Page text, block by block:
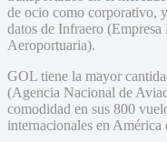
de ocio como corporativo,
datos de Infraero
Aeroportuaria).
GOL tiene la mayor
(Agencia Nacional de
comodidad en sus 800
internacionales en